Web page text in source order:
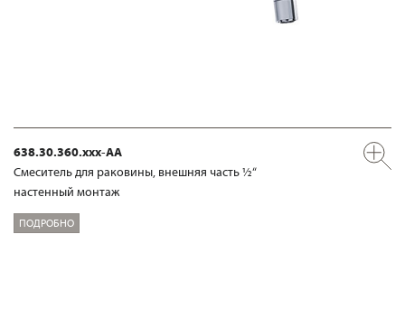
638.30.360.xxx-AA
Смеситель для раковины, внешняя часть ½“
настенный монтаж
ПОДРОБНО